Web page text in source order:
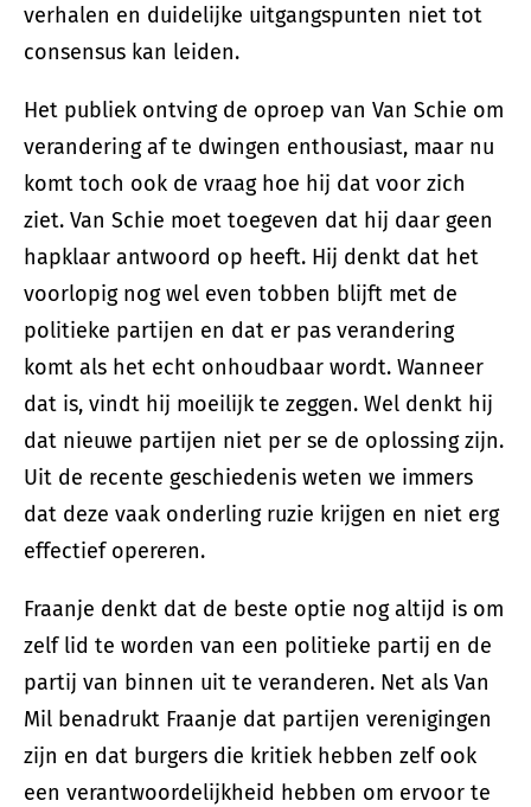
verhalen en duidelijke uitgangspunten niet tot
consensus kan leiden.
Het publiek ontving de oproep van Van Schie om
verandering af te dwingen enthousiast, maar nu
komt toch ook de vraag hoe hij dat voor zich
ziet. Van Schie moet toegeven dat hij daar geen
hapklaar antwoord op heeft. Hij denkt dat het
voorlopig nog wel even tobben blijft met de
politieke partijen en dat er pas verandering
komt als het echt onhoudbaar wordt. Wanneer
dat is, vindt hij moeilijk te zeggen. Wel denkt hij
dat nieuwe partijen niet per se de oplossing zijn.
Uit de recente geschiedenis weten we immers
dat deze vaak onderling ruzie krijgen en niet erg
effectief opereren.
Fraanje denkt dat de beste optie nog altijd is om
zelf lid te worden van een politieke partij en de
partij van binnen uit te veranderen. Net als Van
Mil benadrukt Fraanje dat partijen verenigingen
zijn en dat burgers die kritiek hebben zelf ook
een verantwoordelijkheid hebben om ervoor te